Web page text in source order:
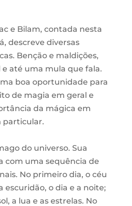
e Bilam, contada nesta
descreve diversas
Benção e maldições,
até uma mula que fala.
boa oportunidade para
de magia em geral e
da mágica em
particular.
do universo. Sua
com uma sequência de
No primeiro dia, o céu
escuridão, o dia e a noite;
a lua e as estrelas. No